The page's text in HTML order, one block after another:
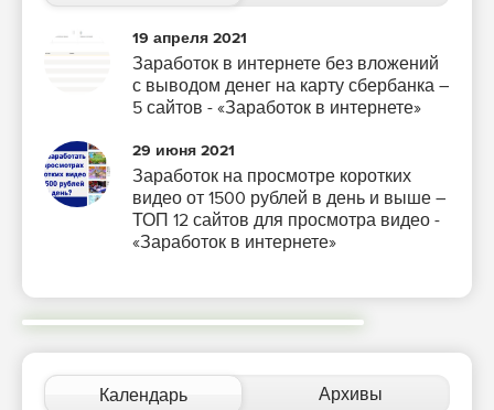
19 апреля 2021
Заработок в интернете без вложений
с выводом денег на карту сбербанка –
5 сайтов - «Заработок в интернете»
29 июня 2021
Заработок на просмотре коротких
видео от 1500 рублей в день и выше –
ТОП 12 сайтов для просмотра видео -
«Заработок в интернете»
Календарь Архивы